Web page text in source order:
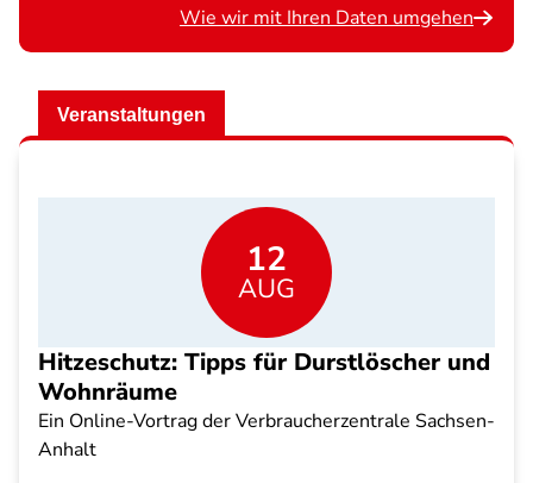
Wie wir mit Ihren Daten umgehen
Veranstaltungen
12
AUG
Hitzeschutz: Tipps für Durstlöscher und
Wohnräume
Ein Online-Vortrag der Verbraucherzentrale Sachsen-
Anhalt